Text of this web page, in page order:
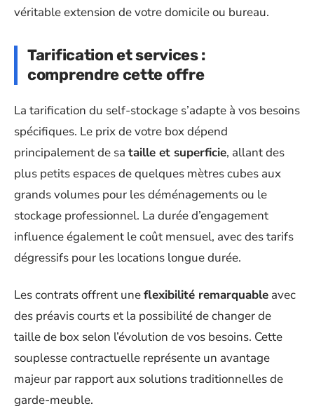
véritable extension de votre domicile ou bureau.
Tarification et services :
comprendre cette offre
La tarification du self-stockage s’adapte à vos besoins
spécifiques. Le prix de votre box dépend
principalement de sa taille et superficie, allant des
plus petits espaces de quelques mètres cubes aux
grands volumes pour les déménagements ou le
stockage professionnel. La durée d’engagement
influence également le coût mensuel, avec des tarifs
dégressifs pour les locations longue durée.
Les contrats offrent uneflexibilité remarquable avec
des préavis courts et la possibilité de changer de
taille de box selon l’évolution de vos besoins. Cette
souplesse contractuelle représente un avantage
majeur par rapport aux solutions traditionnelles de
garde-meuble.